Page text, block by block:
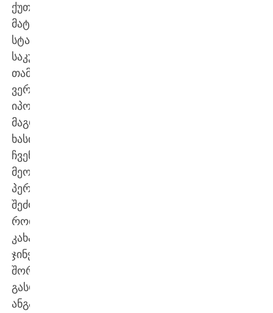
ქუთაისელებმა
მატჩის
სტარტზე
საკუთარი
თამაში
ვერ
იპოვეს,
მაგრამ
ხასიათის
ჩვენება
მეორე
პერიოდში
შეძლეს,
როდესაც
კახაბერ
ჯინჭარაძის
შორეული
გასროლით
ანგარიში